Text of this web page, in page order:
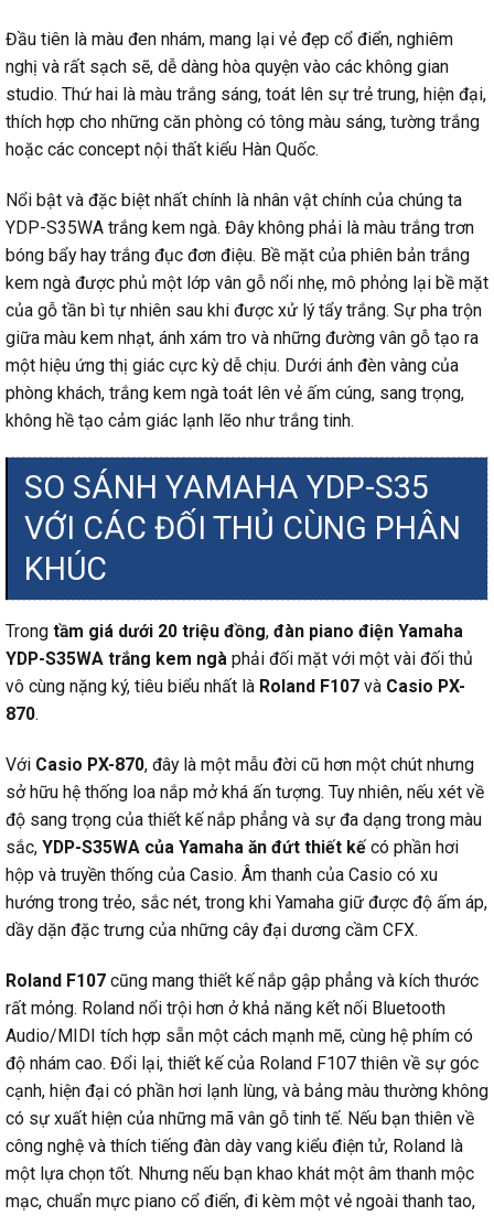
Đầu tiên là màu đen nhám, mang lại vẻ đẹp cổ điển, nghiêm
nghị và rất sạch sẽ, dễ dàng hòa quyện vào các không gian
studio. Thứ hai là màu trắng sáng, toát lên sự trẻ trung, hiện đại,
thích hợp cho những căn phòng có tông màu sáng, tường trắng
hoặc các concept nội thất kiểu Hàn Quốc.
Nổi bật và đặc biệt nhất chính là nhân vật chính của chúng ta
YDP-S35WA trắng kem ngà. Đây không phải là màu trắng trơn
bóng bẩy hay trắng đục đơn điệu. Bề mặt của phiên bản trắng
kem ngà được phủ một lớp vân gỗ nổi nhẹ, mô phỏng lại bề mặt
của gỗ tần bì tự nhiên sau khi được xử lý tẩy trắng. Sự pha trộn
giữa màu kem nhạt, ánh xám tro và những đường vân gỗ tạo ra
một hiệu ứng thị giác cực kỳ dễ chịu. Dưới ánh đèn vàng của
phòng khách, trắng kem ngà toát lên vẻ ấm cúng, sang trọng,
không hề tạo cảm giác lạnh lẽo như trắng tinh.
SO SÁNH YAMAHA YDP-S35
VỚI CÁC ĐỐI THỦ CÙNG PHÂN
KHÚC
Trong tầm giá dưới 20 triệu đồng, đàn piano điện Yamaha
YDP-S35WA trắng kem ngà phải đối mặt với một vài đối thủ
vô cùng nặng ký, tiêu biểu nhất là Roland F107 và Casio PX-
870.
Với Casio PX-870, đây là một mẫu đời cũ hơn một chút nhưng
sở hữu hệ thống loa nắp mở khá ấn tượng. Tuy nhiên, nếu xét về
độ sang trọng của thiết kế nắp phẳng và sự đa dạng trong màu
sắc, YDP-S35WA của Yamaha ăn đứt thiết kếcó phần hơi
hộp và truyền thống của Casio. Âm thanh của Casio có xu
hướng trong trẻo, sắc nét, trong khi Yamaha giữ được độ ấm áp,
dầy dặn đặc trưng của những cây đại dương cầm CFX.
Roland F107 cũng mang thiết kế nắp gập phẳng và kích thước
rất mỏng. Roland nổi trội hơn ở khả năng kết nối Bluetooth
Audio/MIDI tích hợp sẵn một cách mạnh mẽ, cùng hệ phím có
độ nhám cao. Đổi lại, thiết kế của Roland F107 thiên về sự góc
cạnh, hiện đại có phần hơi lạnh lùng, và bảng màu thường không
có sự xuất hiện của những mã vân gỗ tinh tế. Nếu bạn thiên về
công nghệ và thích tiếng đàn dày vang kiểu điện tử, Roland là
một lựa chọn tốt. Nhưng nếu bạn khao khát một âm thanh mộc
mạc, chuẩn mực piano cổ điển, đi kèm một vẻ ngoài thanh tao,